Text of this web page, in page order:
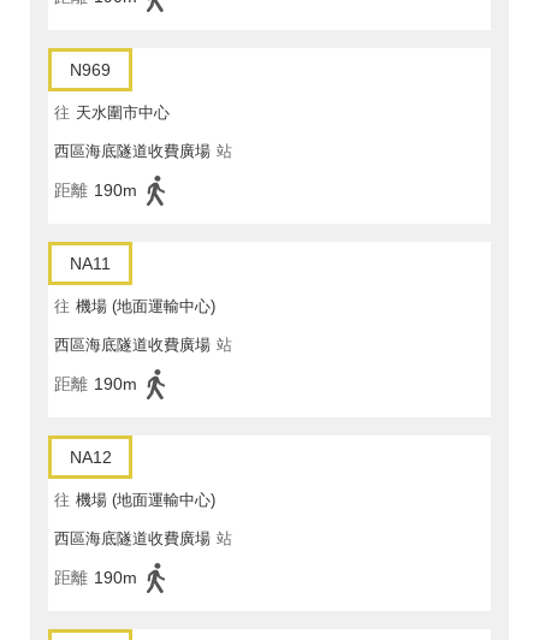
N969
往 天水圍市中心
西區海底隧道收費廣場 站
距離 190m
NA11
往 機場 (地面運輸中心)
西區海底隧道收費廣場 站
距離 190m
NA12
往 機場 (地面運輸中心)
西區海底隧道收費廣場 站
距離 190m